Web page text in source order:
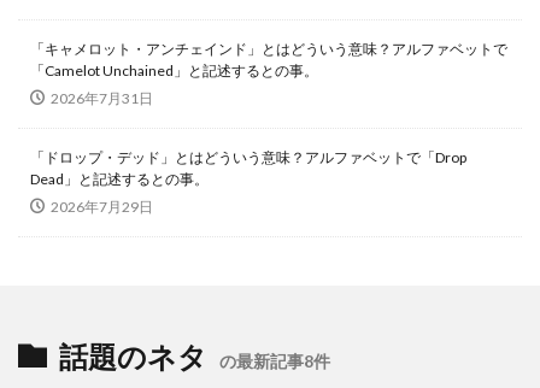
「キャメロット・アンチェインド」とはどういう意味？アルファベットで
「Camelot Unchained」と記述するとの事。
2026年7月31日
「ドロップ・デッド」とはどういう意味？アルファベットで「Drop
Dead」と記述するとの事。
2026年7月29日
話題のネタ の最新記事8件